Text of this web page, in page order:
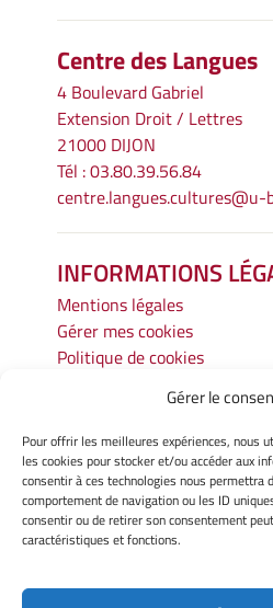
Gérer le
Pour offrir les meilleures expériences, nous
les cookies pour stocker et/ou accéder aux
consentir à ces technologies nous permettra
comportement de navigation ou les ID
consentir ou de retirer son consentement
caractéristiques et fonctions.
Centre des Langues
4 Boulevard Gabriel
Extension Droit / Lettres
21000 DIJON
Tél : 03.80.39.56.84
centre.langues.cultures@u-
INFORMATIONS
Mentions légales
Gérer mes cookies
Politique de cookies
Cookie Policy
Privacy Statement
Cookie Policy
Privacy Statement
Disclaimer